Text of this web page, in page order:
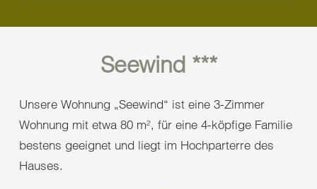
Seewind ***
Unsere Wohnung „Seewind“ ist eine 3-Zimmer
Wohnung mit etwa 80 m², für eine 4-köpfige Familie
bestens geeignet und liegt im Hochparterre des
Hauses.